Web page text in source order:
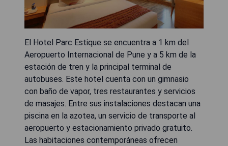
El Hotel Parc Estique se encuentra a 1 km del
Aeropuerto Internacional de Pune y a 5 km de la
estación de tren y la principal terminal de
autobuses. Este hotel cuenta con un gimnasio
con baño de vapor, tres restaurantes y servicios
de masajes. Entre sus instalaciones destacan una
piscina en la azotea, un servicio de transporte al
aeropuerto y estacionamiento privado gratuito.
Las habitaciones contemporáneas ofrecen